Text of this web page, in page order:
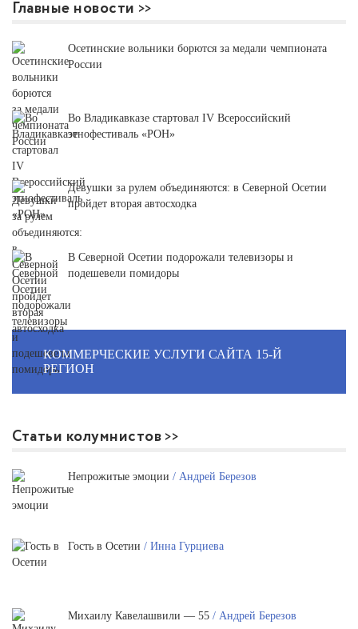
Главные новости
Осетинские вольники борются за медали чемпионата
России
Во Владикавказе стартовал IV Всероссийский
этнофестиваль «РОН»
Девушки за рулем объединяются: в Северной Осетии
пройдет вторая автосходка
В Северной Осетии подорожали телевизоры и
подешевели помидоры
КОММЕРЧЕСКИЕ УСЛУГИ САЙТА 15-Й
РЕГИОН
Статьи колумнистов
Непрожитые эмоции / Андрей Березов
Гость в Осетии / Инна Гурциева
Михаилу Кавелашвили — 55 / Андрей Березов